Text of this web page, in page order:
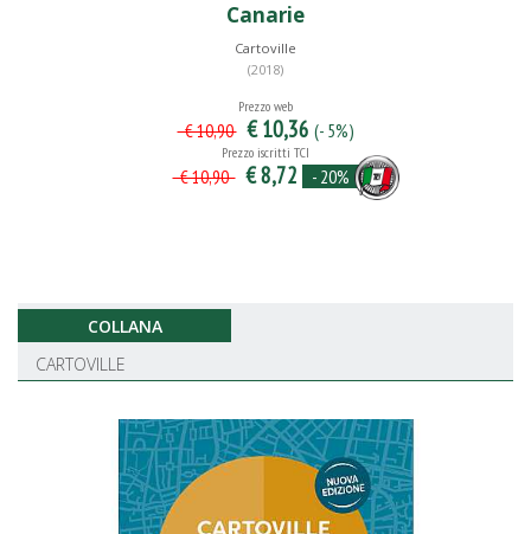
Canarie
Cartoville
(2018)
Prezzo web
€ 10,90 € 10,36 (- 5%)
Prezzo iscritti TCI
€ 10,90 € 8,72 - 20%
COLLANA
CARTOVILLE